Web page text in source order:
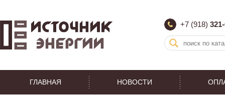
+7 (918)
ГЛАВНАЯ НОВОСТИ